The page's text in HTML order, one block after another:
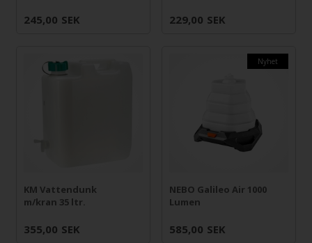
245,00 SEK 229,00 SEK
KM Vattendunk
m/kran 35 ltr.
355,00 SEK
Nyhet
NEBO Galileo Air 1000
Lumen
585,00 SEK